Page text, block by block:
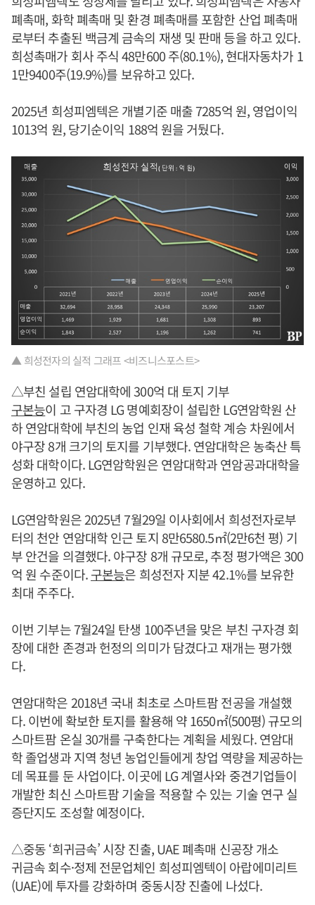
폐촉매, 화학 폐촉매 및 환경 폐촉매를 포함한 산업 폐촉매
로부터 추출된 백금계 금속의 재생 및 판매 등을 하고 있다.
희성촉매가 회사 주식 48만600 주(80.1%), 현대자동차가 1
1만9400주(19.9%)를 보유하고 있다.
2025년 희성피엠텍은 개별기준 매출 7285억 원, 영업이익
1013억 원, 당기순이익 188억 원을 거뒀다.
▲ 희성전자의 실적 그래프 <비즈니스포스트>
△부친 설립 연암대학에 300억 대 토지 기부
구본능이 고 구자경 LG 명예회장이 설립한 LG연암학원 산
하 연암대학에 부친의 농업 인재 육성 철학 계승 차원에서
야구장 8개 크기의 토지를 기부했다. 연암대학은 농축산 특
성화 대학이다. LG연암학원은 연암대학과 연암공과대학을
운영하고 있다.
LG연암학원은 2025년 7월29일 이사회에서 희성전자로부
터의 천안 연암대학 인근 토지 8만6580.5㎡(2만6천 평) 기
부 안건을 의결했다. 야구장 8개 규모로, 추정 평가액은 300
억 원 수준이다.구본능은 희성전자 지분 42.1%를 보유한
최대 주주다.
이번 기부는 7월24일 탄생 100주년을 맞은 부친 구자경 회
장에 대한 존경과 헌정의 의미가 담겼다고 재개는 평가했
다.
연암대학은 2018년 국내 최초로 스마트팜 전공을 개설했
다. 이번에 확보한 토지를 활용해 약 1650㎡(500평) 규모의
스마트팜 온실 30개를 구축한다는 계획을 세웠다. 연암대
학 졸업생과 지역 청년 농업인들에게 창업 역량을 제공하는
데 목표를 둔 사업이다. 이곳에 LG 계열사와 중견기업들이
개발한 최신 스마트팜 기술을 적용할 수 있는 기술 연구 실
증단지도 조성할 예정이다.
△중동 ‘희귀금속’ 시장 진출, UAE 폐촉매 신공장 개소
귀금속 회수·정제 전문업체인 희성피엠텍이 아랍에미리트
(UAE)에 투자를 강화하며 중동시장 진출에 나섰다.